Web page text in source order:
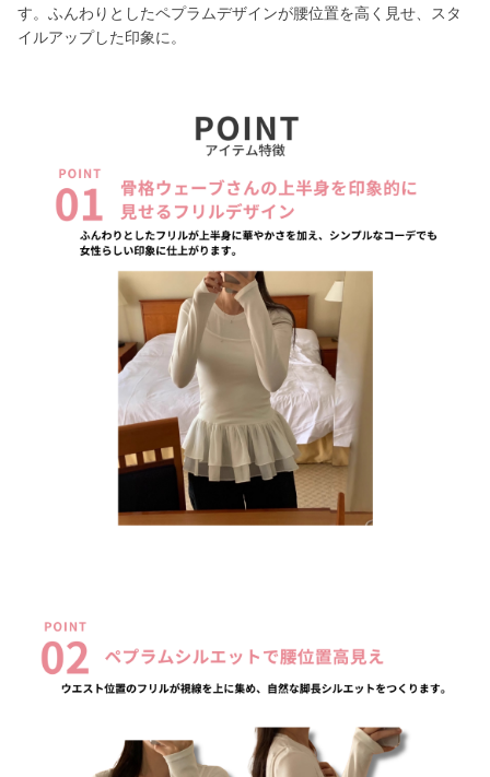
す。ふんわりとしたペプラムデザインが腰位置を高く見せ、スタ
イルアップした印象に。